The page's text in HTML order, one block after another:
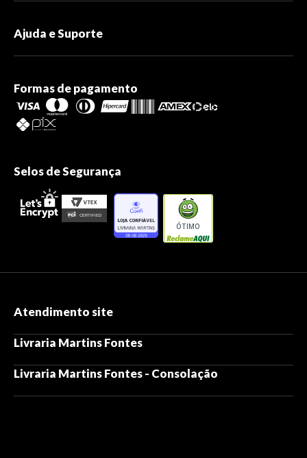
Ajuda e Suporte
Formas de pagamento
Selos de Segurança
ÓTIMO
Atendimento site
Livraria Martins Fontes
Livraria Martins Fontes - Consolação